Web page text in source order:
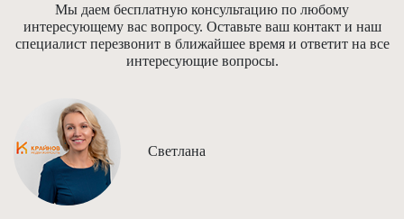
Мы даем бесплатную консультацию по любому
интересующему вас вопросу. Оставьте ваш контакт и наш
специалист перезвонит в ближайшее время и ответит на все
интересующие вопросы.
Светлана